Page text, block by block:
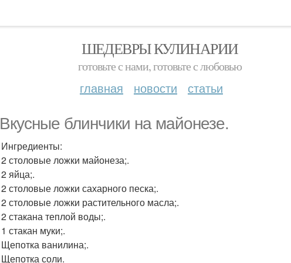
ШЕДЕВРЫ КУЛИНАРИИ
готовьте с нами, готовьте с любовью
главная новости статьи
Вкусные блинчики на майонезе.
Ингредиенты:
2 столовые ложки майонеза;.
2 яйца;.
2 столовые ложки сахарного песка;.
2 столовые ложки растительного масла;.
2 стакана теплой воды;.
1 стакан муки;.
Щепотка ванилина;.
Щепотка соли.